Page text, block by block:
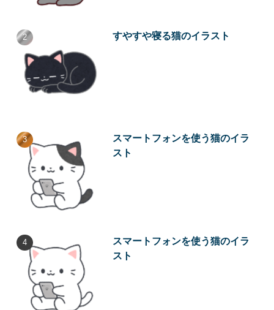
すやすや寝る猫のイラスト
スマートフォンを使う猫のイラ
スト
スマートフォンを使う猫のイラ
スト